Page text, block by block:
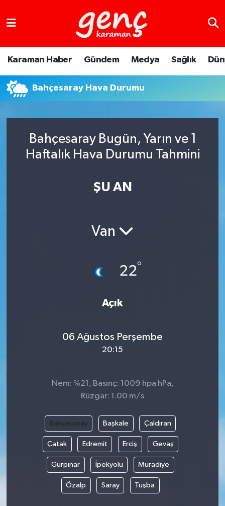
Karaman Haber Gündem Medya Sağlık
Bahçesaray Hava Durumu
Bahçesaray Bugün, Yarın ve 1
Haftalık Hava Durumu Tahmini
ŞU AN
Van
22°
Açık
06 Ağustos Perşembe
20:15
Nem: %21, Basınç: 1009 hpa hPa,
Rüzgar: 1.00 m/s
Bahçesaray Başkale Çaldıran
Çatak Edremit Erciş Gevaş
Gürpınar İpekyolu Muradiye
Özalp Saray Tuşba